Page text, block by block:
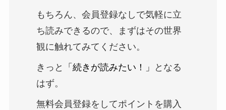
もちろん、会員登録なしで気軽に立
ち読みできるので、まずはその世界
観に触れてみてください。
きっと 「続きが読みたい！」
となる
はず。
無料会員登録をしてポイントを購入